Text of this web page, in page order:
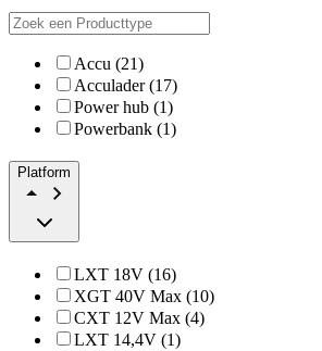
Accu (21)
Acculader (17)
Power hub (1)
Powerbank (1)
Platform
LXT 18V (16)
XGT 40V Max (10)
CXT 12V Max (4)
LXT 14,4V (1)